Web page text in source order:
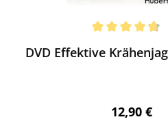
DVD Effektive
Regulärer
12,90 €